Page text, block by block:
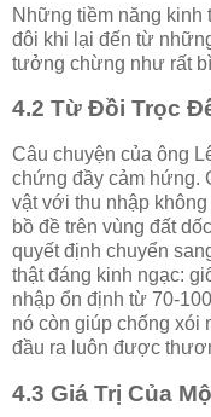
Những tiềm năng kinh
đôi khi lại đến từ
tưởng chừng như rất
4.2 Từ Đồi Trọc
Câu chuyện của ông
chứng đầy cảm hứng.
vật với thu nhập
bồ đề trên vùng đất
quyết định chuyển
thật đáng kinh ngạc:
nhập ổn định từ 70-
nó còn giúp chống xói
đầu ra luôn được
4.3 Giá Trị Của